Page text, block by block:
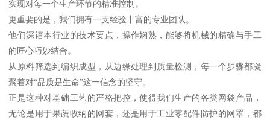
实现对每一个生产环节的精准控制。
更重要的是，我们拥有一支经验丰富的专业团队。
他们深谙本行业的技术要点，操作娴熟，能够将机械的精确与手工
的匠心巧妙结合。
从原料筛选到编织成型，从边缘处理到质量检测，每一个步骤都凝
聚着对“品质是生命”这一信念的坚守。
正是这种对基础工艺的严格把控，使得我们生产的各类网袋产品，
无论是用于果蔬收纳的网套，还是用于工业零配件防护的网罩，都